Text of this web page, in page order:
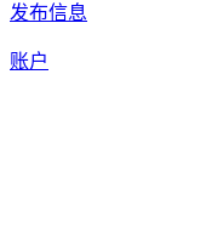
发布信息
账户